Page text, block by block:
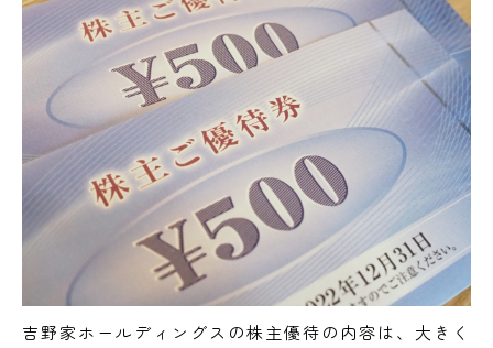
吉野家ホールディングスの株主優待の内容は、大きく